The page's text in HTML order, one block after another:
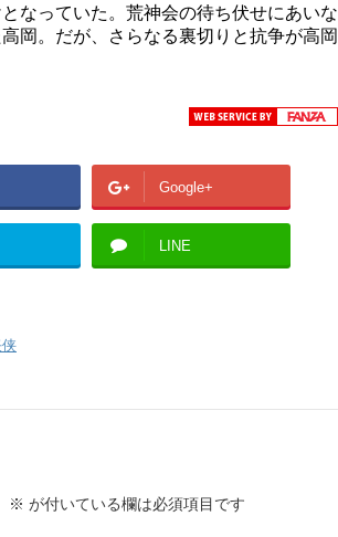
なっていた。荒神会の待ち伏せにあいな
岡。だが、さらなる裏切りと抗争が高岡
Google+
LINE
※ が付いている欄は必須項目です